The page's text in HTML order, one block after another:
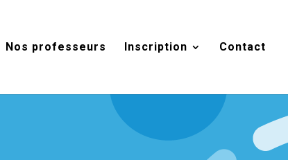
Nos professeurs Inscription Contact